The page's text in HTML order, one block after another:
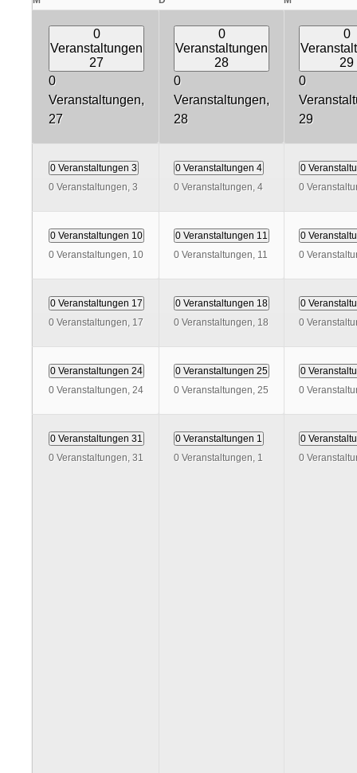
0
Veranstaltungen
27
0
Veranstaltungen,
27
0
Veranstaltungen
28
0
Veranstaltungen,
28
0
29
0
29
0 Veranstaltungen 3
0 Veranstaltungen, 3
0 Veranstaltungen 4
0 Veranstaltungen, 4
0
0
0 Veranstaltungen 10
0 Veranstaltungen, 10
0 Veranstaltungen 11
0 Veranstaltungen, 11
0
0
0 Veranstaltungen 17
0 Veranstaltungen, 17
0 Veranstaltungen 18
0 Veranstaltungen, 18
0
0
0 Veranstaltungen 24
0 Veranstaltungen, 24
0 Veranstaltungen 25
0 Veranstaltungen, 25
0
0
0 Veranstaltungen 31
0 Veranstaltungen, 31
0 Veranstaltungen 1
0 Veranstaltungen, 1
0
0